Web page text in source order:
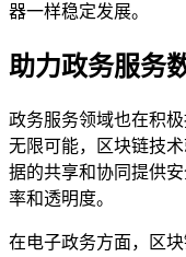
器一样稳定发展。
助力政务服务
政务服务领域也在积
无限可能，区块链技
据的共享和协同提供
率和透明度。
在电子政务方面，区